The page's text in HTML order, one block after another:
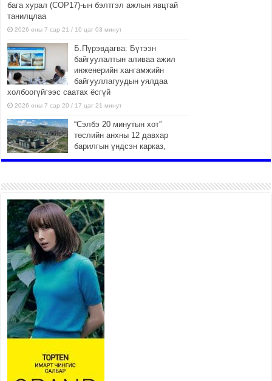
бага хурал (СОР17)-ын бэлтгэл ажлын явцтай
танилцлаа
2026 оны 7 сар 21 / 10 цаг 03 минут
Б.Пүрэвдагва: Бүтээн
байгуулалтын аливаа ажил
инженерийн хангамжийн
байгууллагуудын уялдаа
холбоогүйгээс саатах ёсгүй
2026 оны 7 сар 20 / 17 цаг 21 минут
“Сэлбэ 20 минутын хот”
төслийн анхны 12 давхар
барилгын үндсэн карказ,
цутгалтын ажил дууслаа
Мопед, скүүтер, тэдгээртэй
адилтгах үзүүлэлт бүхий
тээврийн хэрэгсэлтэй
холбоотой нийслэлийн засаг
дарга захирамж гаргалаа
2026 оны 7 сар 20 / 17 цаг 11 минут
Төв цэвэрлэх байгууламжид
хоногт дунджаар 3 тонн хатуу
хог хаягдал ирж байна
2026 оны 7 сар 20 / 12 цаг 06 минут
“Эхийн алдар” одонгийн
шаардлагыг хөнгөрүүллээ
“Жил бүрийн өвөл, жил бүрийн ижил асуудал”